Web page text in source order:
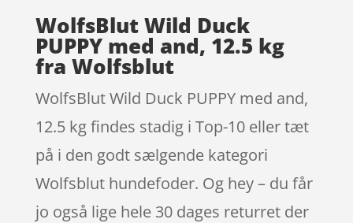
WolfsBlut Wild Duck
PUPPY med and, 12.5 kg
fra Wolfsblut
WolfsBlut Wild Duck PUPPY med and,
12.5 kg findes stadig i Top-10 eller tæt
på i den godt sælgende kategori
Wolfsblut hundefoder. Og hey – du får
jo også lige hele 30 dages returret der